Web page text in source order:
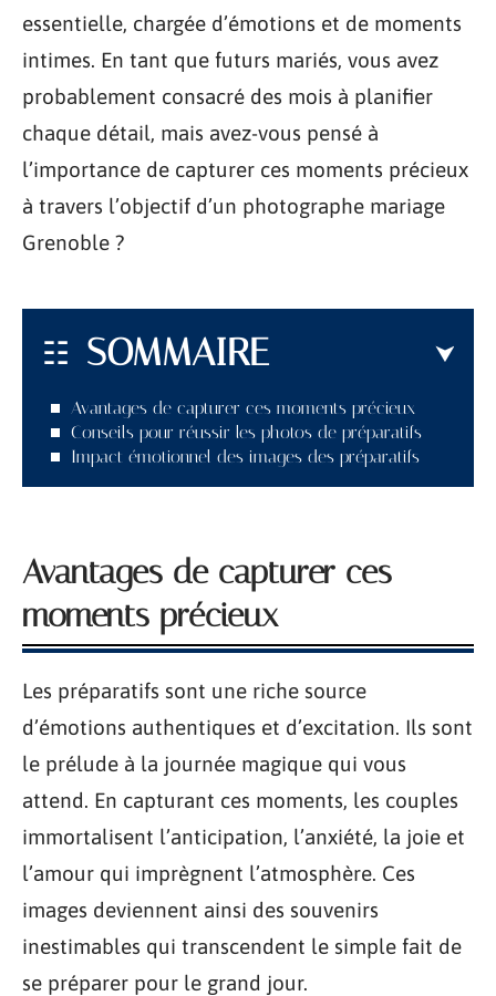
essentielle, chargée d’émotions et de moments
intimes. En tant que futurs mariés, vous avez
probablement consacré des mois à planifier
chaque détail, mais avez-vous pensé à
l’importance de capturer ces moments précieux
à travers l’objectif d’un photographe mariage
Grenoble ?
SOMMAIRE
Avantages de capturer ces moments précieux
Conseils pour réussir les photos de préparatifs
Impact émotionnel des images des préparatifs
Avantages de capturer ces
moments précieux
Les préparatifs sont une riche source
d’émotions authentiques et d’excitation. Ils sont
le prélude à la journée magique qui vous
attend. En capturant ces moments, les couples
immortalisent l’anticipation, l’anxiété, la joie et
l’amour qui imprègnent l’atmosphère. Ces
images deviennent ainsi des souvenirs
inestimables qui transcendent le simple fait de
se préparer pour le grand jour.